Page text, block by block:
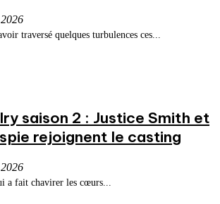
traversé quelques turbulences ces...
saison 2 : Justice Smith et
rejoignent le casting
a fait chavirer les cœurs...